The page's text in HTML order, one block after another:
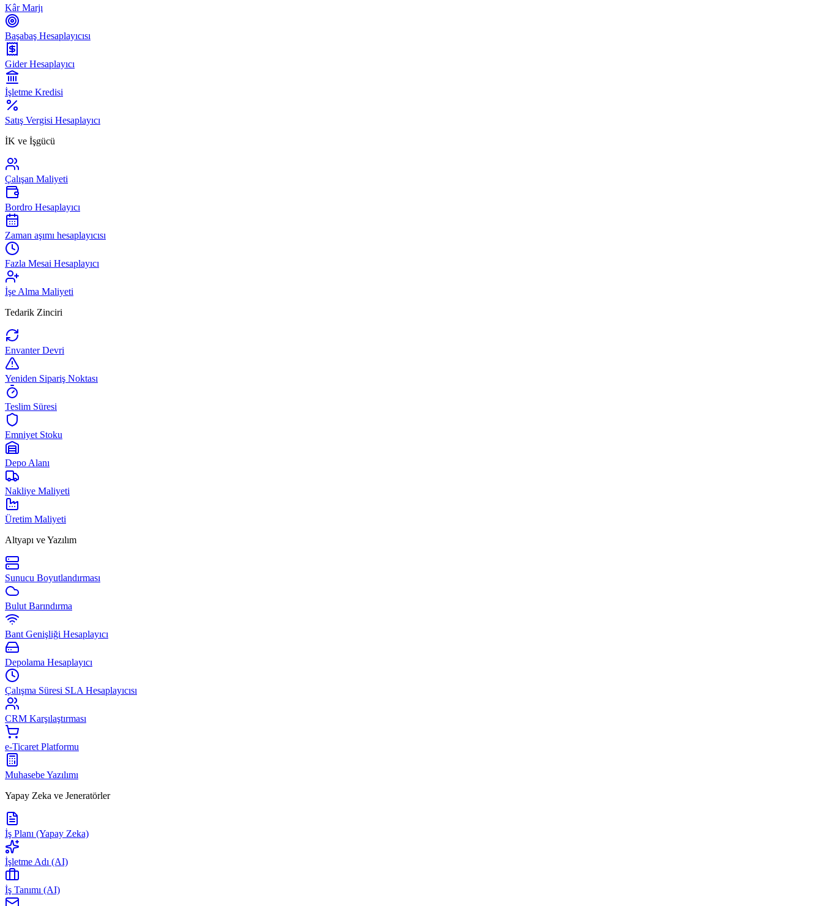
Kâr Marjı
Başabaş Hesaplayıcısı
Gider Hesaplayıcı
İşletme Kredisi
Satış Vergisi Hesaplayıcı
İK ve İşgücü
Çalışan Maliyeti
Bordro Hesaplayıcı
Zaman aşımı hesaplayıcısı
Fazla Mesai Hesaplayıcı
İşe Alma Maliyeti
Tedarik Zinciri
Envanter Devri
Yeniden Sipariş Noktası
Teslim Süresi
Emniyet Stoku
Depo Alanı
Nakliye Maliyeti
Üretim Maliyeti
Altyapı ve Yazılım
Sunucu Boyutlandırması
Bulut Barındırma
Bant Genişliği Hesaplayıcı
Depolama Hesaplayıcı
Çalışma Süresi SLA Hesaplayıcısı
CRM Karşılaştırması
e-Ticaret Platformu
Muhasebe Yazılımı
Yapay Zeka ve Jeneratörler
İş Planı (Yapay Zeka)
İşletme Adı (AI)
İş Tanımı (AI)